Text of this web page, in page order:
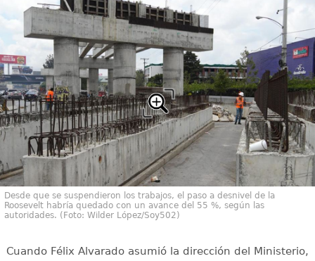
Desde que se suspendieron los trabajos, el paso a desnivel de la
Roosevelt habría quedado con un avance del 55 %, según las
autoridades. (Foto: Wilder López/Soy502)
Cuando Félix Alvarado asumió la dirección del Ministerio,